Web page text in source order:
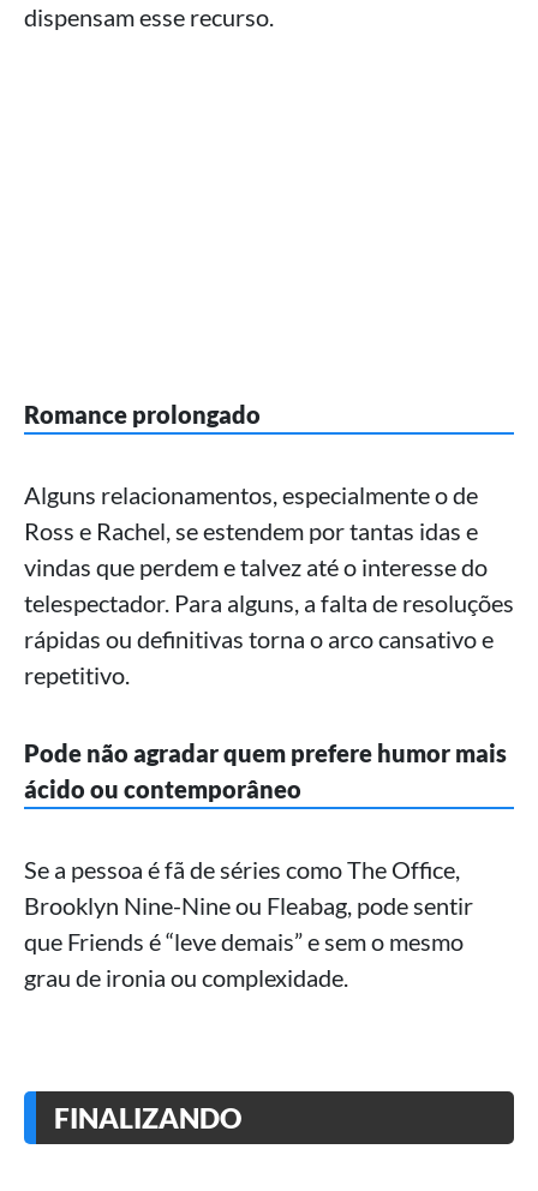
dispensam esse recurso.
Romance prolongado
Alguns relacionamentos, especialmente o de
Ross e Rachel, se estendem por tantas idas e
vindas que perdem e talvez até o interesse do
telespectador. Para alguns, a falta de resoluções
rápidas ou definitivas torna o arco cansativo e
repetitivo.
Pode não agradar quem prefere humor mais
ácido ou contemporâneo
Se a pessoa é fã de séries como The Office,
Brooklyn Nine-Nine ou Fleabag, pode sentir
que Friends é “leve demais” e sem o mesmo
grau de ironia ou complexidade.
FINALIZANDO